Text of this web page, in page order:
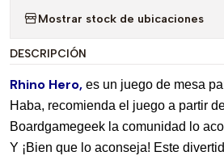
Mostrar stock de ubicaciones
DESCRIPCIÓN
Rhino Hero, es un juego de mesa
Haba, recomienda el juego a partir
Boardgamegeek la comunidad lo
Y ¡Bien que lo aconseja! Este